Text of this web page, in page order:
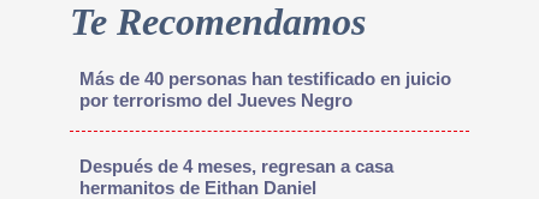
Te Recomendamos
Más de 40 personas han testificado en juicio
por terrorismo del Jueves Negro
Después de 4 meses, regresan a casa
hermanitos de Eithan Daniel